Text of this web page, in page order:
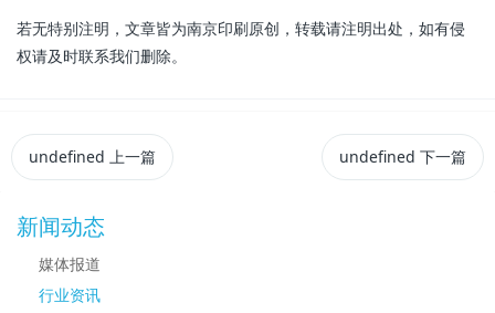
若无特别注明，文章皆为南京印刷原创，转载请注明出处，如有侵
权请及时联系我们删除。
undefined 上一篇 undefined 下一篇
新闻动态
媒体报道
行业资讯